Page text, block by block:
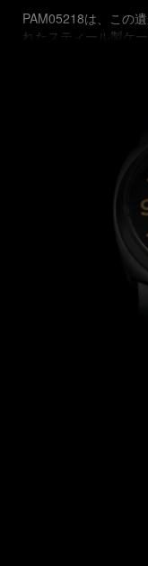
PAM05218は、この
れたスティール製ケ
仕上げを再現した